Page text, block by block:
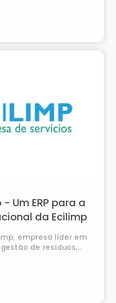
operacional e a
Um ERP para a
da Ecilimp
empresa líder em
de resíduos,
One.